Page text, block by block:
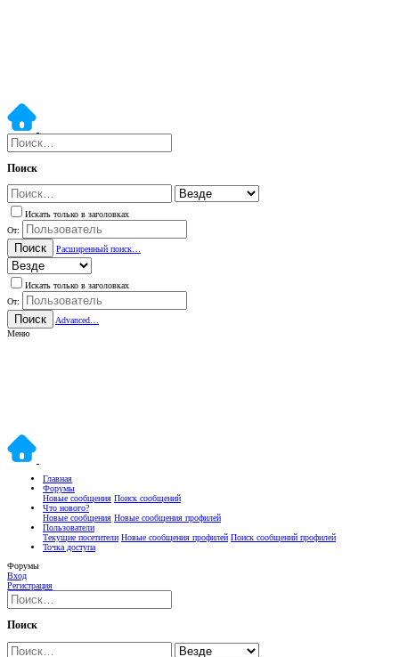
Поиск
Искать только в заголовках
От:
Поиск Расширенный поиск…
Искать только в заголовках
От:
Поиск
Advanced…
Меню
Главная
Форумы
Новые сообщения Поиск сообщений
Что нового?
Новые сообщения Новые сообщения профилей
Пользователи
Текущие посетители Новые сообщения профилей Поиск сообщений профилей
Точка доступа
Форумы
Вход
Регистрация
Поиск